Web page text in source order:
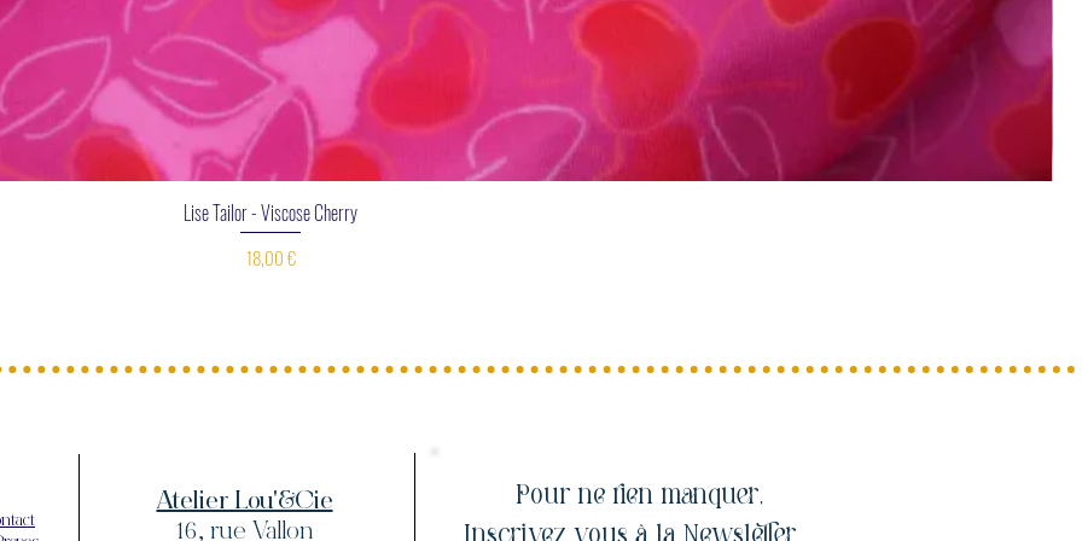
Aperçu rapide
Lise Tailor - Viscose Cherry
Prix
18,00 €
Atelier Lou'&Cie
16, rue Vallon
Inscrivez vous à la Newsletter
Pour ne rien manquer,